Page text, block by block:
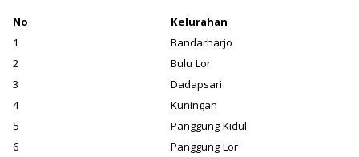
No
Kelurahan
1
Bandarharjo
2
Bulu Lor
3
Dadapsari
4
Kuningan
5
Panggung Kidul
6
Panggung Lor